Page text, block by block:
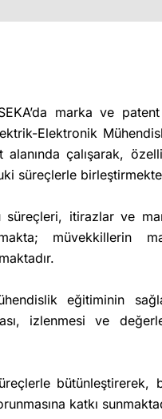
marka ve
Elektronik
çalışarak,
süreçlerle
süreçleri, itirazlar ve
müvekkillerin
eğitiminin
izlenmesi ve
bütünleştirerek,
katkı